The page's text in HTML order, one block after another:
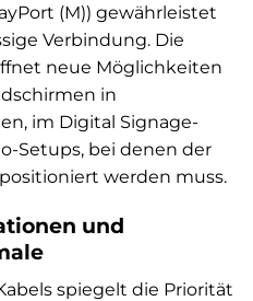
(M)) gewährleistet
Verbindung. Die
neue Möglichkeiten
in
im Digital Signage-
Setups, bei denen der
werden muss.
und
spiegelt die Priorität